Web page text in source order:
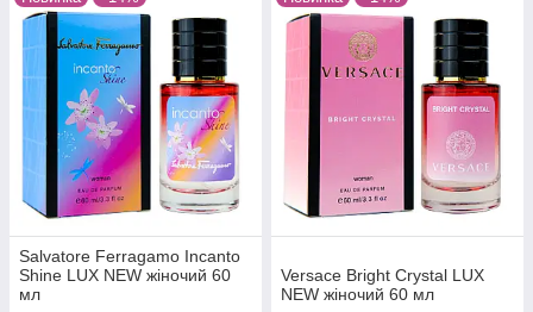
Salvatore Ferragamo Incanto
Shine LUX NEW жіночий 60
мл
Versace Bright Crystal LUX
NEW жіночий 60 мл